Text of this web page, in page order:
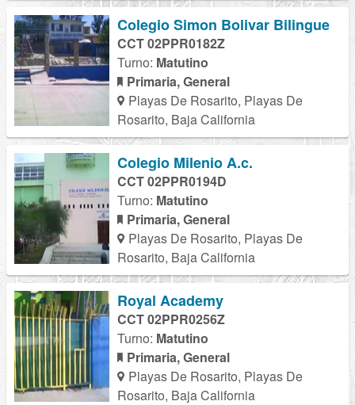
Colegio Simon Bolivar Bilingue
CCT 02PPR0182Z
Turno: Matutino
Primaria, General
Playas De Rosarito, Playas De
Rosarito, Baja California
Colegio Milenio A.c.
CCT 02PPR0194D
Turno: Matutino
Primaria, General
Playas De Rosarito, Playas De
Rosarito, Baja California
Royal Academy
CCT 02PPR0256Z
Turno: Matutino
Primaria, General
Playas De Rosarito, Playas De
Rosarito, Baja California